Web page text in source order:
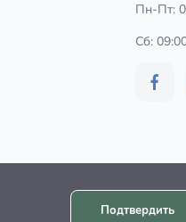
Пн-Пт:
Сб:
Подтвердить